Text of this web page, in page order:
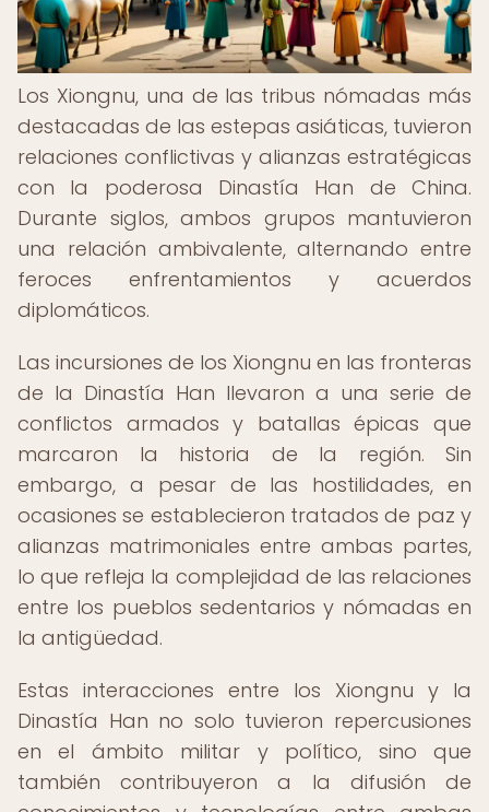
Los Xiongnu, una de las tribus nómadas más
destacadas de las estepas asiáticas, tuvieron
relaciones conflictivas y alianzas estratégicas
con la poderosa Dinastía Han de China.
Durante siglos, ambos grupos mantuvieron
una relación ambivalente, alternando entre
feroces enfrentamientos y acuerdos
diplomáticos.
Las incursiones de los Xiongnu en las fronteras
de la Dinastía Han llevaron a una serie de
conflictos armados y batallas épicas que
marcaron la historia de la región. Sin
embargo, a pesar de las hostilidades, en
ocasiones se establecieron tratados de paz y
alianzas matrimoniales entre ambas partes,
lo que refleja la complejidad de las relaciones
entre los pueblos sedentarios y nómadas en
la antigüedad.
Estas interacciones entre los Xiongnu y la
Dinastía Han no solo tuvieron repercusiones
en el ámbito militar y político, sino que
también contribuyeron a la difusión de